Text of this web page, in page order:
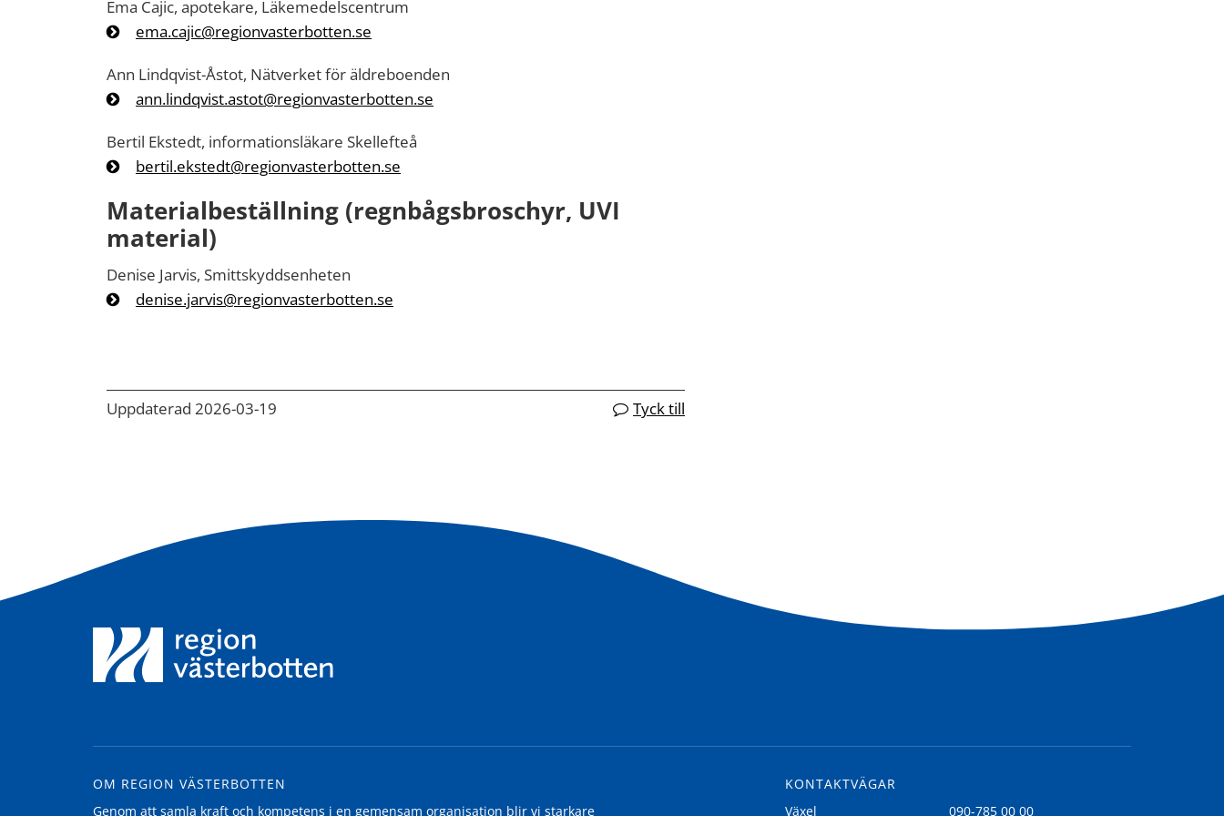
Ema Cajic, apotekare, Läkemedelscentrum
ema.cajic@regionvasterbotten.se
Ann Lindqvist-Åstot, Nätverket för äldreboenden
ann.lindqvist.astot@regionvasterbotten.se
Bertil Ekstedt, informationsläkare Skellefteå
bertil.ekstedt@regionvasterbotten.se
Materialbeställning (regnbågsbroschyr, UVI
material)
Denise Jarvis, Smittskyddsenheten
denise.jarvis@regionvasterbotten.se
Uppdaterad 2026-03-19 Tyck till
OM REGION VÄSTERBOTTEN
Genom att samla kraft och kompetens i en gemensam organisation blir vi starkare
KONTAKTVÄGAR
Växel
090-785 00 00